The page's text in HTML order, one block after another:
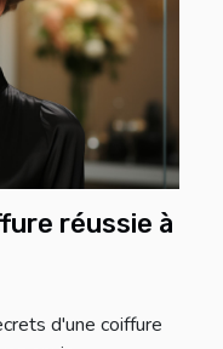
réussie à
d'une coiffure